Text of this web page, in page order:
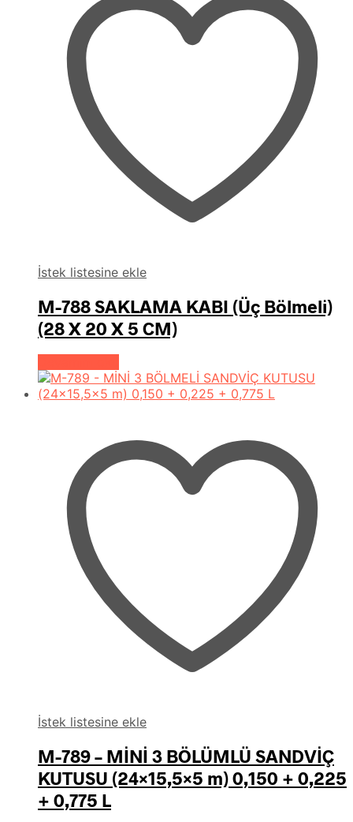
İstek listesine ekle
M-788 SAKLAMA KABI (Üç Bölmeli)
(28 X 20 X 5 CM)
İstek listesine ekle
M-789 – MİNİ 3 BÖLÜMLÜ SANDVİÇ
KUTUSU (24×15,5×5 m) 0,150 + 0,225
+ 0,775 L